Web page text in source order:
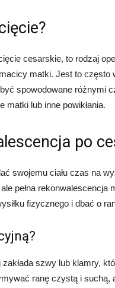
cesarskie, to rodzaj
matki. Jest to często
spowodowane różnymi
matki lub inne powikłania.
po
swojemu ciału czas na
pełna
fizycznego i dbać o
szwy lub klamry,
ranę czystą i suchą,